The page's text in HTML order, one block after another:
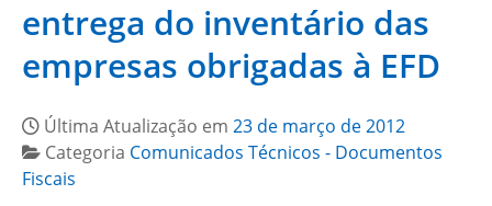
entrega do inventário das
empresas obrigadas à EFD
Última Atualização em 23 de março de 2012
Categoria Comunicados Técnicos - Documentos
Fiscais